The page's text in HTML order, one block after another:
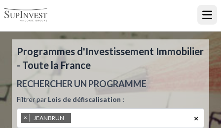
Programmes d'Investissement Immobilier
- Toute la France
RECHERCHER UN PROGRAMME
Filtrer par Lois de défiscalisation :
×
× JEANBRUN